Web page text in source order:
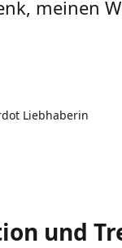
meinen
Liebhaberin
und